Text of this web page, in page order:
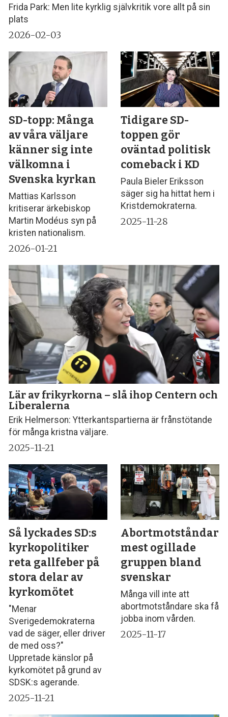
Frida Park: Men lite kyrklig självkritik vore allt på sin
plats
2026-02-03
SD-topp: Många
av våra väljare
känner sig inte
välkomna i
Svenska kyrkan
Mattias Karlsson
kritiserar ärkebiskop
Martin Modéus syn på
kristen nationalism.
2026-01-21
Tidigare SD-
toppen gör
oväntad politisk
comeback i KD
Paula Bieler Eriksson
säger sig ha hittat hem i
Kristdemokraterna.
2025-11-28
Lär av frikyrkorna – slå ihop Centern och
Liberalerna
Erik Helmerson: Ytterkantspartierna är frånstötande
för många kristna väljare.
2025-11-21
Så lyckades SD:s
kyrkopolitiker
reta gallfeber på
stora delar av
kyrkomötet
"Menar
Sverigedemokraterna
vad de säger, eller driver
de med oss?"
Uppretade känslor på
kyrkomötet på grund av
SDSK:s agerande.
2025-11-21
Abortmotståndare
mest ogillade
gruppen bland
svenskar
Många vill inte att
abortmotståndare ska få
jobba inom vården.
2025-11-17